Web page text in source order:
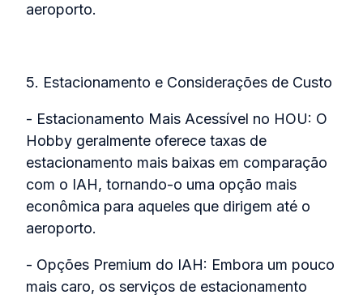
aeroporto.
5. Estacionamento e Considerações de Custo
- Estacionamento Mais Acessível no HOU: O
Hobby geralmente oferece taxas de
estacionamento mais baixas em comparação
com o IAH, tornando-o uma opção mais
econômica para aqueles que dirigem até o
aeroporto.
- Opções Premium do IAH: Embora um pouco
mais caro, os serviços de estacionamento